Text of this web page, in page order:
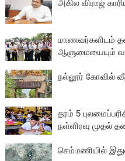
மாணவர்களிடம்
ஆளுமையையும்
நல்லூர் கோவில்
தரம் 5
நள்ளிரவு முதல்
செம்மணியில்